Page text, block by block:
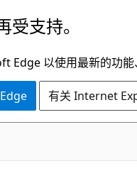
受支持。
Edge 以使用最新的功能
有关 Internet